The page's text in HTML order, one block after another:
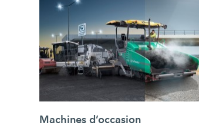
Machines d’occasion